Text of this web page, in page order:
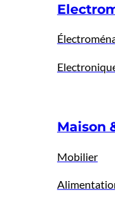
Maison
Mobilier